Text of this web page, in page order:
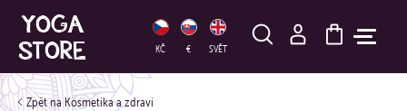
KČ € SVĚT
HLEDAT
Kosmetika a zdraví